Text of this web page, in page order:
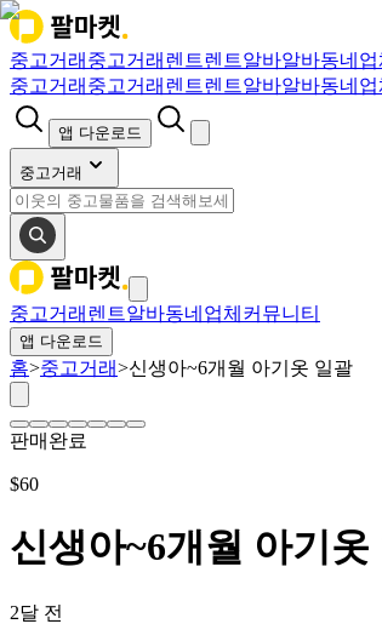
중고거래 중고거래 렌트렌트알바알바동네업
중고거래 중고거래 렌트렌트알바알바동네업
앱 다운로드
중고거래
중고거래 렌트알바동네업체 커뮤니티
앱 다운로드
홈>중고거래>신생아~6개월 아기옷 일괄
판매완료
$60
신생아~6개월 아기옷
2달 전